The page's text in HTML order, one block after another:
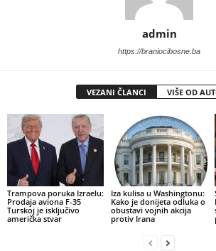
admin
https://braniocibosne.ba
VEZANI ČLANCI VIŠE OD
Trampova poruka Izraelu:
Prodaja aviona F-35
Turskoj je isključivo
američka stvar
​Iza kulisa u Washingtonu:
Kako je donijeta odluka o
obustavi vojnih akcija
protiv Irana